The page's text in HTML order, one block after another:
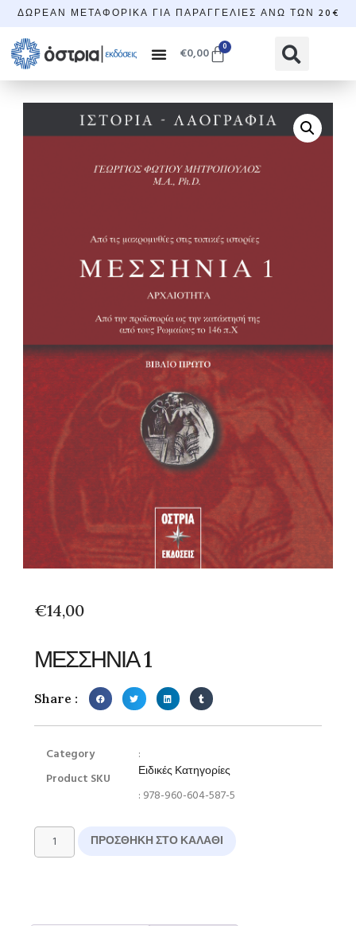
ΔΩΡΕΆΝ ΜΕΤΑΦΟΡΙΚΆ ΓΙΑ ΠΑΡΑΓΓΕΛΊΕΣ ΆΝΩ ΤΩΝ 20€
€0,00 0
€14,00
ΜΕΣΣΗΝΙΑ 1
Share :
Category
Product SKU
:
Ειδικές Κατηγορίες
: 978-960-604-587-5
ΠΡΟΣΘΉΚΗ ΣΤΟ ΚΑΛΆΘΙ